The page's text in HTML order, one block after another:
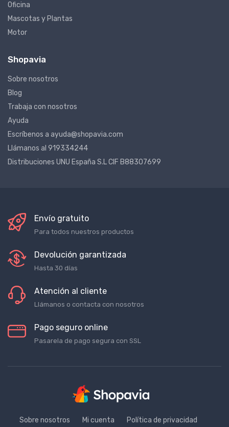
Oficina
Mascotas y Plantas
Motor
Shopavia
Sobre nosotros
Blog
Trabaja con nosotros
Ayuda
Escríbenos a ayuda@shopavia.com
Llámanos al 919334244
Distribuciones UNU España S.L CIF B88307699
Envío gratuito
Para todos nuestros productos
Devolución garantizada
Hasta 30 días
Atención al cliente
Llámanos o contacta con nosotros
Pago seguro online
Pasarela de pago segura con SSL
Sobre nosotros Mi cuenta Política de privacidad